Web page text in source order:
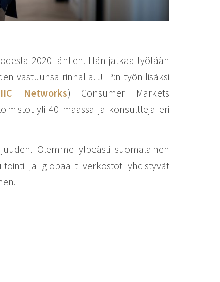
2020 lähtien. Hän jatkaa työtään
vastuunsa rinnalla. JFP:n työn lisäksi
IIC Networks) Consumer Markets
yli 40 maassa ja konsultteja eri
Olemme ylpeästi suomalainen
ja globaalit verkostot yhdistyvät